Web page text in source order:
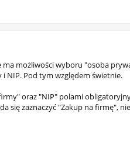
ma możliwości wyboru "osoba
NIP. Pod tym względem świetnie.
oraz "NIP" polami
się zaznaczyć "Zakup na firmę",